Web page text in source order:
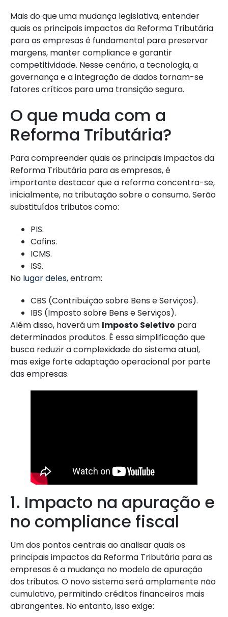
Mais do que uma mudança legislativa, entender
quais os principais impactos da Reforma Tributária
para as empresas é fundamental para preservar
margens, manter compliance e garantir
competitividade. Nesse cenário, a tecnologia, a
governança e a integração de dados tornam-se
fatores críticos para uma transição segura.
O que muda com a
Reforma Tributária?
Para compreender quais os principais impactos da
Reforma Tributária para as empresas, é
importante destacar que a reforma concentra-se,
inicialmente, na tributação sobre o consumo. Serão
substituídos tributos como:
PIS.
Cofins.
ICMS.
ISS.
No lugar deles, entram:
CBS (Contribuição sobre Bens e Serviços).
IBS (Imposto sobre Bens e Serviços).
Além disso, haverá um Imposto Seletivo para
determinados produtos. É essa simplificação que
busca reduzir a complexidade do sistema atual,
mas exige forte adaptação operacional por parte
das empresas.
1. Impacto na apuração e
no compliance fiscal
Um dos pontos centrais ao analisar quais os
principais impactos da Reforma Tributária para as
empresas é a mudança no modelo de apuração
dos tributos. O novo sistema será amplamente não
cumulativo, permitindo créditos financeiros mais
abrangentes. No entanto, isso exige: